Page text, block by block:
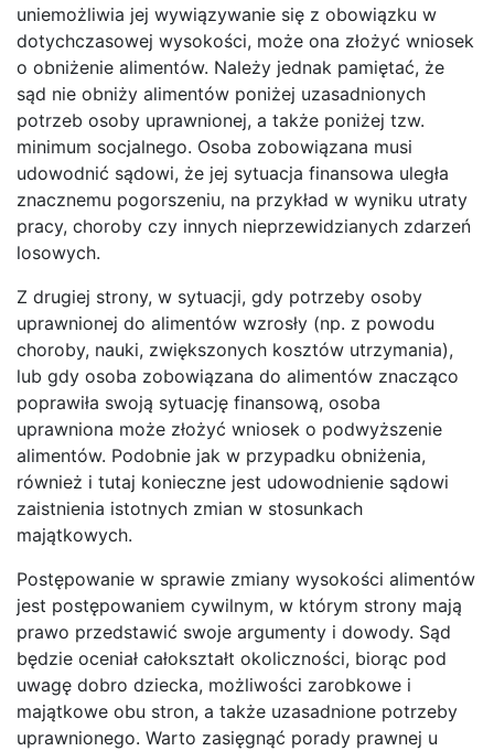
uniemożliwia jej wywiązywanie się z obowiązku w
dotychczasowej wysokości, może ona złożyć wniosek
o obniżenie alimentów. Należy jednak pamiętać, że
sąd nie obniży alimentów poniżej uzasadnionych
potrzeb osoby uprawnionej, a także poniżej tzw.
minimum socjalnego. Osoba zobowiązana musi
udowodnić sądowi, że jej sytuacja finansowa uległa
znacznemu pogorszeniu, na przykład w wyniku utraty
pracy, choroby czy innych nieprzewidzianych zdarzeń
losowych.
Z drugiej strony, w sytuacji, gdy potrzeby osoby
uprawnionej do alimentów wzrosły (np. z powodu
choroby, nauki, zwiększonych kosztów utrzymania),
lub gdy osoba zobowiązana do alimentów znacząco
poprawiła swoją sytuację finansową, osoba
uprawniona może złożyć wniosek o podwyższenie
alimentów. Podobnie jak w przypadku obniżenia,
również i tutaj konieczne jest udowodnienie sądowi
zaistnienia istotnych zmian w stosunkach
majątkowych.
Postępowanie w sprawie zmiany wysokości alimentów
jest postępowaniem cywilnym, w którym strony mają
prawo przedstawić swoje argumenty i dowody. Sąd
będzie oceniał całokształt okoliczności, biorąc pod
uwagę dobro dziecka, możliwości zarobkowe i
majątkowe obu stron, a także uzasadnione potrzeby
uprawnionego. Warto zasięgnąć porady prawnej u